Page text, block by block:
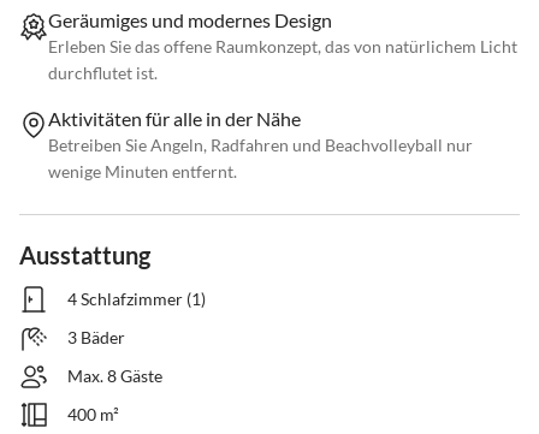
Geräumiges und modernes Design
Erleben Sie das offene Raumkonzept, das von natürlichem Licht
durchflutet ist.
Aktivitäten für alle in der Nähe
Betreiben Sie Angeln, Radfahren und Beachvolleyball nur
wenige Minuten entfernt.
Ausstattung
4 Schlafzimmer (1)
3 Bäder
Max. 8 Gäste
400 m²